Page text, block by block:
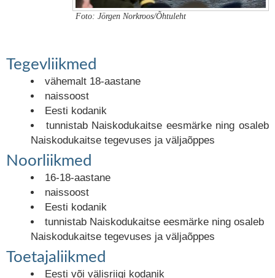
Foto: Jörgen Norkroos/Õhtuleht
Tegevliikmed
vähemalt 18-aastane
naissoost
Eesti kodanik
tunnistab Naiskodukaitse eesmärke ning osaleb
Naiskodukaitse tegevuses ja väljaõppes
Noorliikmed
16-18-aastane
naissoost
Eesti kodanik
tunnistab Naiskodukaitse eesmärke ning osaleb
Naiskodukaitse tegevuses ja väljaõppes
Toetajaliikmed
Eesti või välisriigi kodanik